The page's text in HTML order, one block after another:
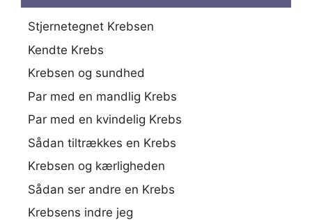
Stjernetegnet Krebsen
Kendte Krebs
Krebsen og sundhed
Par med en mandlig Krebs
Par med en kvindelig Krebs
Sådan tiltrækkes en Krebs
Krebsen og kærligheden
Sådan ser andre en Krebs
Krebsens indre jeg